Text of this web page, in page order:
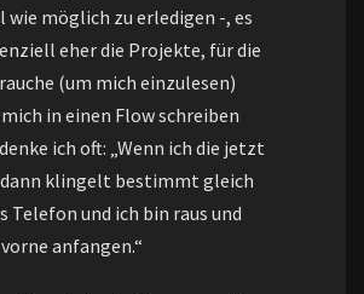
wie möglich zu erledigen -, es
eher die Projekte, für die
(um mich einzulesen)
in einen Flow schreiben
ich oft: „Wenn ich die jetzt
klingelt bestimmt gleich
Telefon und ich bin raus und
anfangen.“